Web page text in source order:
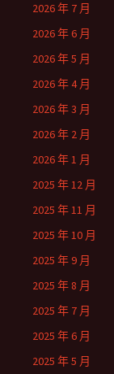
2026 年 7 月
2026 年 6 月
2026 年 5 月
2026 年 4 月
2026 年 3 月
2026 年 2 月
2026 年 1 月
2025 年 12 月
2025 年 11 月
2025 年 10 月
2025 年 9 月
2025 年 8 月
2025 年 7 月
2025 年 6 月
2025 年 5 月